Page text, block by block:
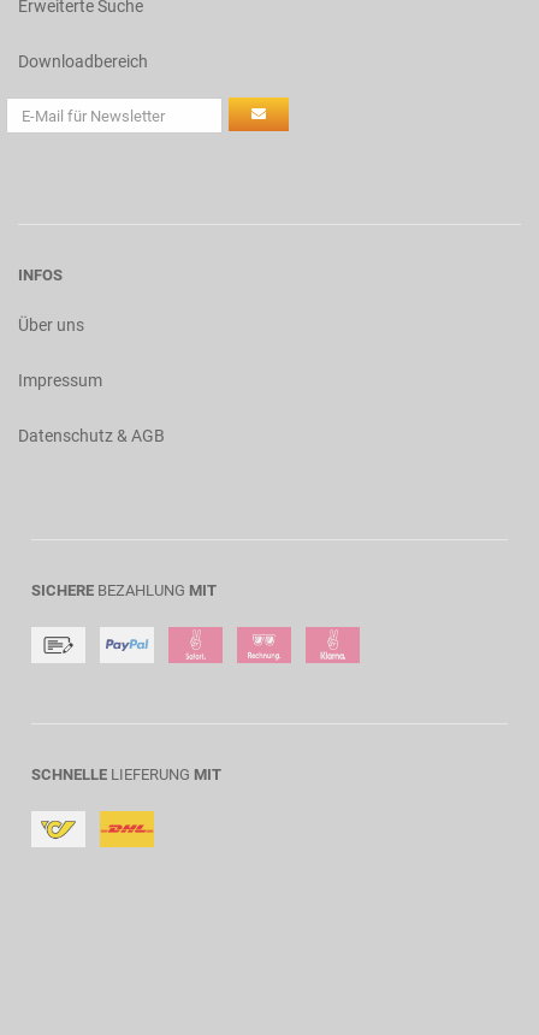
Erweiterte Suche
Downloadbereich
INFOS
Über uns
Impressum
Datenschutz & AGB
SICHERE BEZAHLUNG MIT
SCHNELLE LIEFERUNG MIT